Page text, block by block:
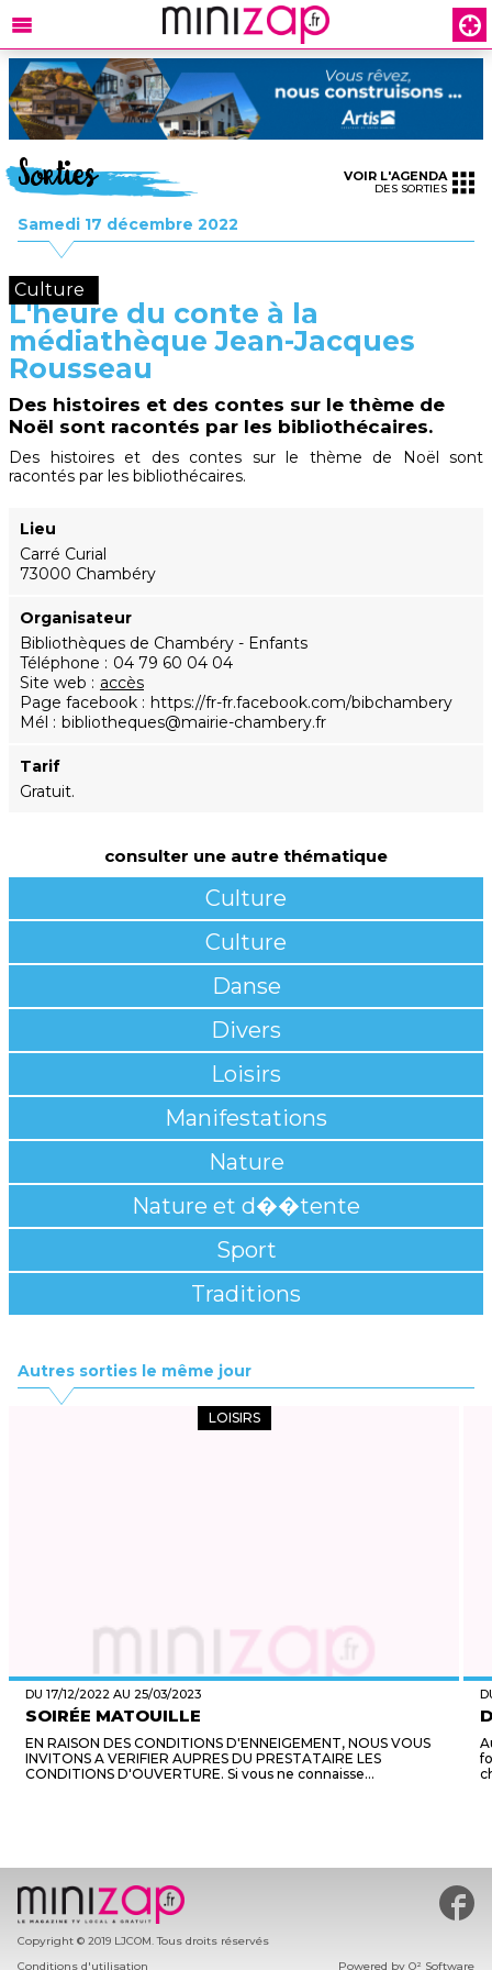
Sorties
Samedi 17 décembre 2022
VOIR L'AGENDA
DES SORTIES
Culture
L'heure du conte à la
médiathèque Jean-Jacques
Rousseau
Des histoires et des contes sur le thème de
Noël sont racontés par les bibliothécaires.
Des histoires et des contes sur le thème de Noël sont
racontés par les bibliothécaires.
Lieu
Carré Curial
73000 Chambéry
Organisateur
Bibliothèques de Chambéry - Enfants
Téléphone
04 79 60 04 04
Site web
accès
Page facebook
https://fr-fr.facebook.com/bibchambery
Mél
bibliotheques@mairie-chambery.fr
Tarif
Gratuit.
consulter une autre thématique
Culture
Culture
Danse
Divers
Loisirs
Manifestations
Nature
Nature et d��tente
Sport
Traditions
Autres sorties le même jour
LOISIRS
DU 17/12/2022 AU 25/03/2023
SOIRÉE MATOUILLE
EN RAISON DES CONDITIONS D'ENNEIGEMENT, NOUS VOUS
INVITONS A VERIFIER AUPRES DU PRESTATAIRE LES
CONDITIONS D'OUVERTURE. Si vous ne connaisse...
Copyright © 2019 LJCOM. Tous droits réservés
Conditions d'utilisation
Powered by O² Software